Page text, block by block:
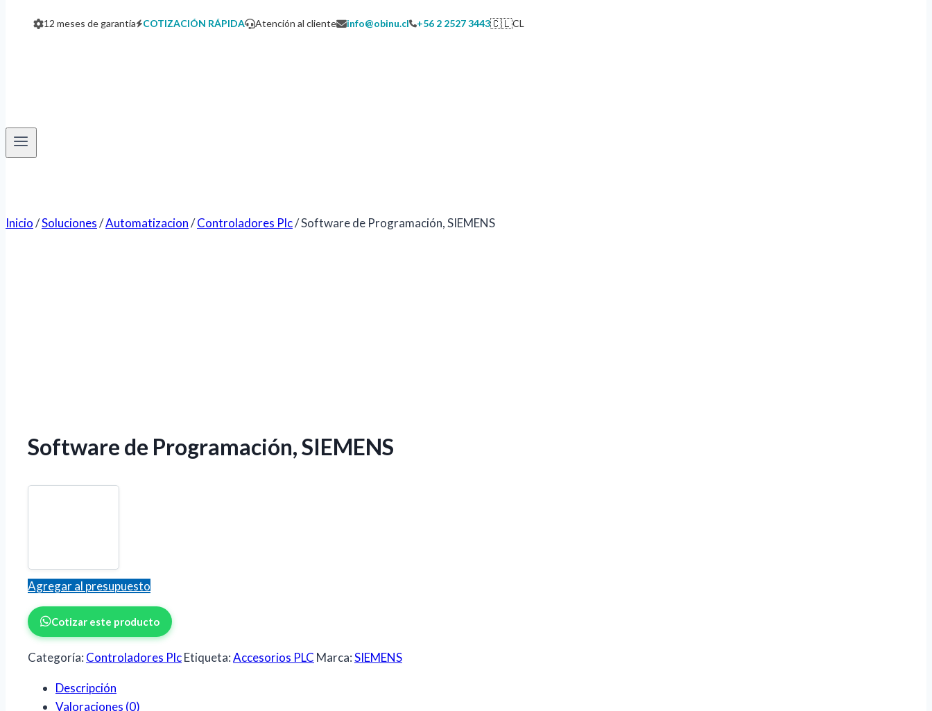
12 meses de garantía COTIZACIÓN RÁPIDA Atención al cliente info@obinu.cl +56 2 2527 3443🇨🇱CL
Inicio/Soluciones/Automatizacion/Controladores Plc/Software de Programación, SIEMENS
Software de Programación, SIEMENS
Agregar al presupuesto
Cotizar este producto
Categoría: Controladores PlcEtiqueta:Accesorios PLC Marca:SIEMENS
Descripción
Valoraciones (0)